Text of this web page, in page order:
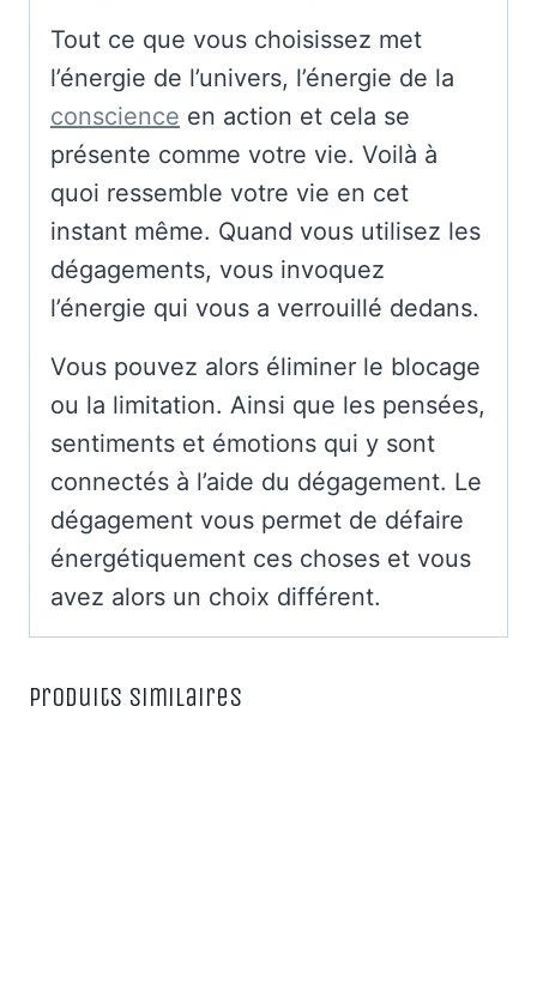
Tout ce que vous choisissez met
l’énergie de l’univers, l’énergie de la
conscience en action et cela se
présente comme votre vie. Voilà à
quoi ressemble votre vie en cet
instant même. Quand vous utilisez les
dégagements, vous invoquez
l’énergie qui vous a verrouillé dedans.
Vous pouvez alors éliminer le blocage
ou la limitation. Ainsi que les pensées,
sentiments et émotions qui y sont
connectés à l’aide du dégagement. Le
dégagement vous permet de défaire
énergétiquement ces choses et vous
avez alors un choix différent.
Produits similaires